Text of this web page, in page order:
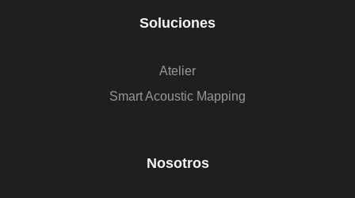
Soluciones
Atelier
Smart Acoustic Mapping
Nosotros